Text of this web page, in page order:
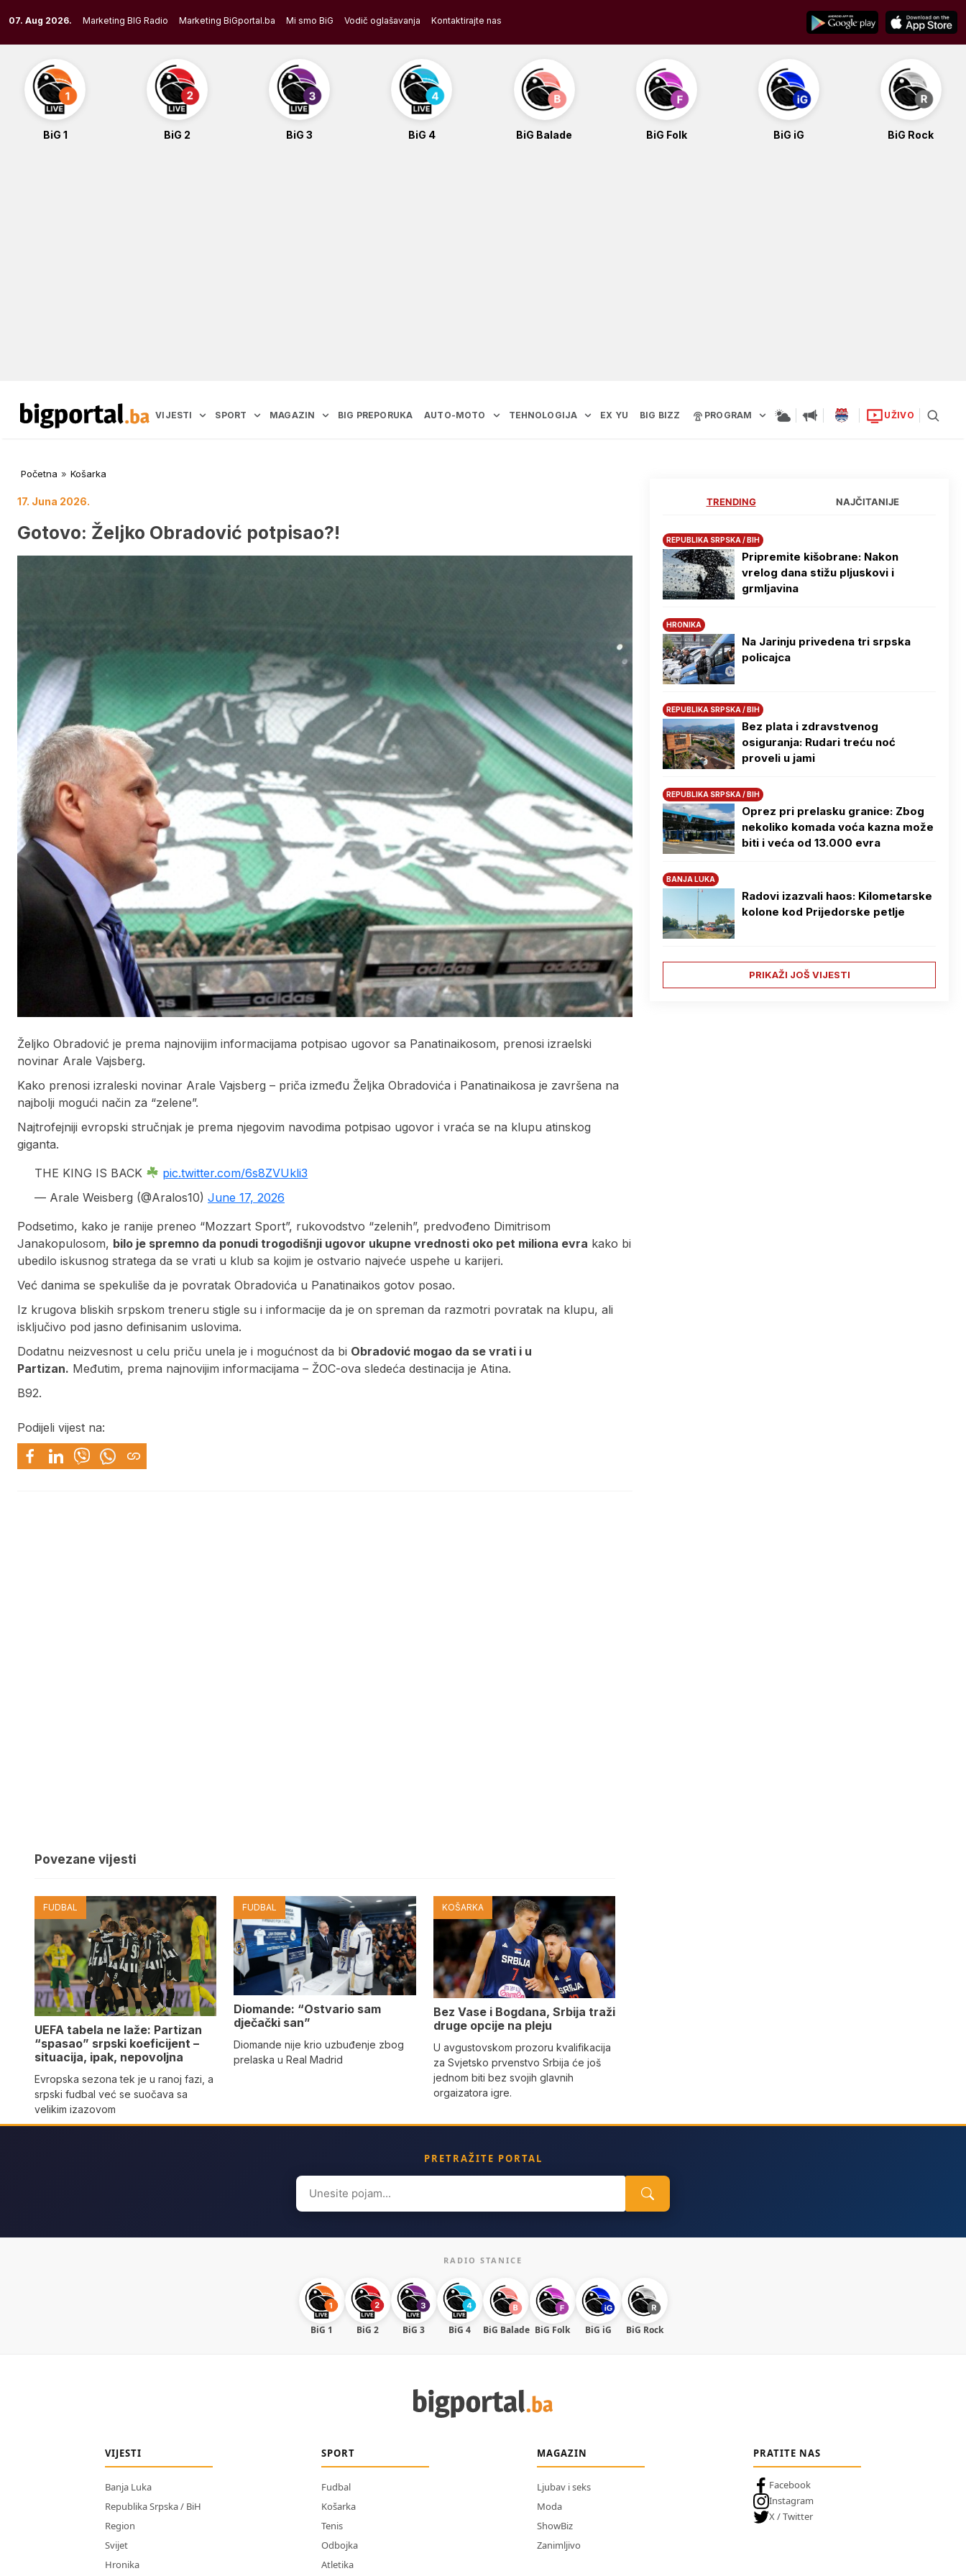
to
content
07. Aug 2026. Marketing BIG Radio Marketing BiGportal.ba Mi smo BiG Vodič oglašavanja Kontaktirajte nas
BiG 1 BiG 2 BiG 3 BiG 4 BiG Balade BiG Folk BiG iG BiG Rock
VIJESTI SPORT MAGAZIN BIG PREPORUKA AUTO-MOTO TEHNOLOGIJA EX YU BIG BIZZ PROGRAM UŽIVO
Početna » Košarka
17. Juna 2026.
Gotovo: Željko Obradović potpisao?!
Željko Obradović je prema najnovijim informacijama potpisao ugovor sa Panatinaikosom, prenosi izraelski
novinar Arale Vajsberg.
Kako prenosi izraleski novinar Arale Vajsberg – priča između Željka Obradovića i Panatinaikosa je završena na
najbolji mogući način za “zelene”.
Najtrofejniji evropski stručnjak je prema njegovim navodima potpisao ugovor i vraća se na klupu atinskog
giganta.
THE KING IS BACK
pic.twitter.com/6s8ZVUkli3
— Arale Weisberg (@Aralos10) June 17, 2026
Podsetimo, kako je ranije preneo “Mozzart Sport”, rukovodstvo “zelenih”, predvođeno Dimitrisom
Janakopulosom, bilo je spremno da ponudi trogodišnji ugovor ukupne vrednosti oko pet miliona evra kako bi
ubedilo iskusnog stratega da se vrati u klub sa kojim je ostvario najveće uspehe u karijeri.
Već danima se spekuliše da je povratak Obradovića u Panatinaikos gotov posao.
Iz krugova bliskih srpskom treneru stigle su i informacije da je on spreman da razmotri povratak na klupu, ali
isključivo pod jasno definisanim uslovima.
Dodatnu neizvesnost u celu priču unela je i mogućnost da bi Obradović mogao da se vrati i u
Partizan. Međutim, prema najnovijim informacijama – ŽOC-ova sledeća destinacija je Atina.
B92.
Podijeli vijest na:
Povezane vijesti
FUDBAL
UEFA tabela ne laže: Partizan
“spasao” srpski koeficijent –
situacija, ipak, nepovoljna
Evropska sezona tek je u ranoj fazi, a
srpski fudbal već se suočava sa
velikim izazovom
FUDBAL
Diomande: “Ostvario sam
dječački san”
Diomande nije krio uzbuđenje zbog
prelaska u Real Madrid
KOŠARKA
Bez Vase i Bogdana, Srbija traži
druge opcije na pleju
U avgustovskom prozoru kvalifikacija
za Svjetsko prvenstvo Srbija će još
jednom biti bez svojih glavnih
orgaizatora igre.
TRENDING NAJČITANIJE
REPUBLIKA SRPSKA / BIH
Pripremite kišobrane: Nakon
vrelog dana stižu pljuskovi i
grmljavina
HRONIKA
Na Јarinju privedena tri srpska
policajca
REPUBLIKA SRPSKA / BIH
Bez plata i zdravstvenog
osiguranja: Rudari treću noć
proveli u jami
REPUBLIKA SRPSKA / BIH
Oprez pri prelasku granice: Zbog
nekoliko komada voća kazna može
biti i veća od 13.000 evra
BANJA LUKA
Radovi izazvali haos: Kilometarske
kolone kod Prijedorske petlje
PRIKAŽI JOŠ VIJESTI
PRETRAŽITE PORTAL
Search
for:
RADIO STANICE
BiG 1 BiG 2 BiG 3 BiG 4 BiG Balade BiG Folk BiG iG BiG Rock
VIJESTI
Banja Luka
Republika Srpska / BiH
Region
Svijet
Hronika
SPORT
Fudbal
Košarka
Tenis
Odbojka
Atletika
MAGAZIN
Ljubav i seks
Moda
ShowBiz
Zanimljivo
PRATITE NAS
Facebook
Instagram
X / Twitter